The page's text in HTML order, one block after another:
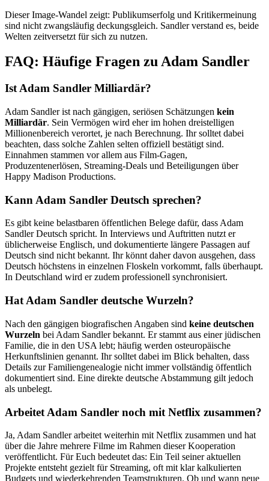
Dieser Image-Wandel zeigt: Publikumserfolg und Kritikermeinung
sind nicht zwangsläufig deckungsgleich. Sandler verstand es, beide
Welten zeitversetzt für sich zu nutzen.
FAQ: Häufige Fragen zu Adam Sandler
Ist Adam Sandler Milliardär?
Adam Sandler ist nach gängigen, seriösen Schätzungen kein
Milliardär. Sein Vermögen wird eher im hohen dreistelligen
Millionenbereich verortet, je nach Berechnung. Ihr solltet dabei
beachten, dass solche Zahlen selten offiziell bestätigt sind.
Einnahmen stammen vor allem aus Film-Gagen,
Produzentenerlösen, Streaming-Deals und Beteiligungen über
Happy Madison Productions.
Kann Adam Sandler Deutsch sprechen?
Es gibt keine belastbaren öffentlichen Belege dafür, dass Adam
Sandler Deutsch spricht. In Interviews und Auftritten nutzt er
üblicherweise Englisch, und dokumentierte längere Passagen auf
Deutsch sind nicht bekannt. Ihr könnt daher davon ausgehen, dass
Deutsch höchstens in einzelnen Floskeln vorkommt, falls überhaupt.
In Deutschland wird er zudem professionell synchronisiert.
Hat Adam Sandler deutsche Wurzeln?
Nach den gängigen biografischen Angaben sind keine deutschen
Wurzeln bei Adam Sandler bekannt. Er stammt aus einer jüdischen
Familie, die in den USA lebt; häufig werden osteuropäische
Herkunftslinien genannt. Ihr solltet dabei im Blick behalten, dass
Details zur Familiengenealogie nicht immer vollständig öffentlich
dokumentiert sind. Eine direkte deutsche Abstammung gilt jedoch
als unbelegt.
Arbeitet Adam Sandler noch mit Netflix zusammen?
Ja, Adam Sandler arbeitet weiterhin mit Netflix zusammen und hat
über die Jahre mehrere Filme im Rahmen dieser Kooperation
veröffentlicht. Für Euch bedeutet das: Ein Teil seiner aktuellen
Projekte entsteht gezielt für Streaming, oft mit klar kalkulierten
Budgets und wiederkehrenden Teamstrukturen. Ob und wann neue